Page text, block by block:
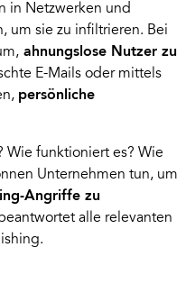
in Netzwerken und
um sie zu infiltrieren. Bei
ahnungslose Nutzer zu
E-Mails oder mittels
persönliche
Wie funktioniert es? Wie
Unternehmen tun, um
Angriffe zu
alle relevanten